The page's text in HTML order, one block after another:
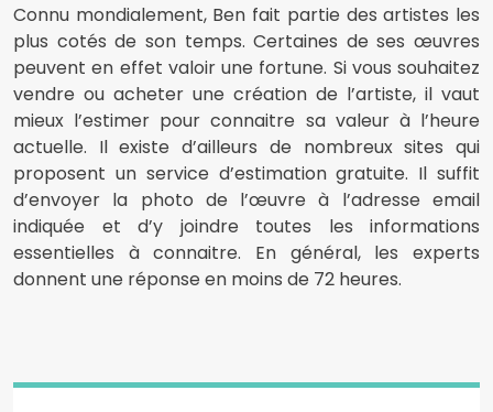
Connu mondialement, Ben fait partie des artistes les
plus cotés de son temps. Certaines de ses œuvres
peuvent en effet valoir une fortune. Si vous souhaitez
vendre ou acheter une création de l’artiste, il vaut
mieux l’estimer pour connaitre sa valeur à l’heure
actuelle. Il existe d’ailleurs de nombreux sites qui
proposent un service d’estimation gratuite. Il suffit
d’envoyer la photo de l’œuvre à l’adresse email
indiquée et d’y joindre toutes les informations
essentielles à connaitre. En général, les experts
donnent une réponse en moins de 72 heures.